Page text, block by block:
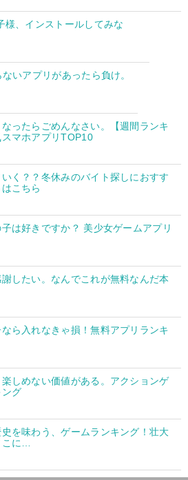
様、インストールしてみな
いアプリがあったら負け。
ったらごめんなさい。【週間ランキ
スマホアプリTOP10
く？？冬休みのバイト探しにおすす
こちら
は好きですか？ 美少女ゲームアプリ
したい。なんでこれが無料なんだ本
ら入れなきゃ損！無料アプリランキ
しめない価値がある。アクションゲ
グ
史を味わう、ゲームランキング！壮大
に…